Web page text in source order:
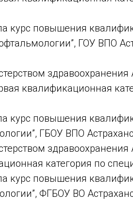
курс повышения
ГОУ ВПО
здравоохранения
квалификационная
курс повышения
ГБОУ ВПО
здравоохранения
категория по
курс повышения
ФГБОУ ВО